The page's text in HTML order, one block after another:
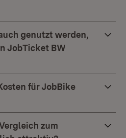
genutzt werden,
JobTicket BW
für JobBike
zum